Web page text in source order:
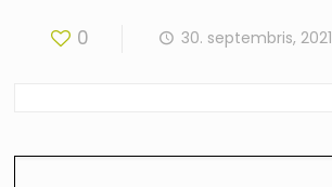
0 30. septembris, 2021